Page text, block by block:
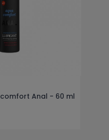
Anal - 60 ml